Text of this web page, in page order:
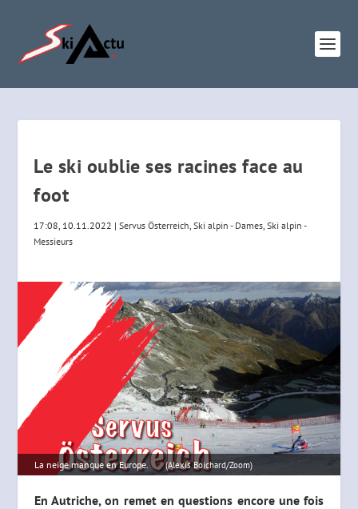
Le ski oublie ses racines face au
foot
17:08, 10.11.2022 |Servus Österreich,Ski alpin - Dames,Ski alpin -
Messieurs
La neige manque en Europe. (Alexis Boichard/Zoom)
En Autriche, on remet en questions encore une fois